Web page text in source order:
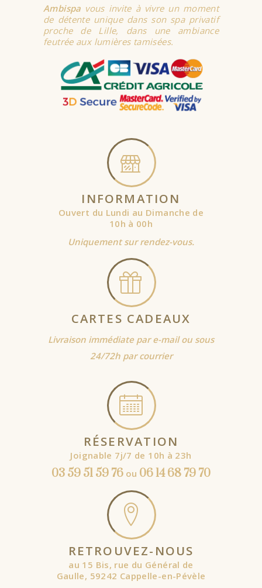
Ambispa vous invite à vivre un moment
de détente unique dans son spa privatif
proche de Lille, dans une ambiance
feutrée aux lumières tamisées.
INFORMATION
Ouvert du Lundi au Dimanche de
10h à 00h
Uniquement sur rendez-vous.
CARTES CADEAUX
Livraison immédiate par e-mail ou sous
24/72h par courrier
RÉSERVATION
Joignable 7j/7 de 10h à 23h
03 59 51 59 76 ou 06 14 68 79 70
RETROUVEZ-NOUS
au 15 Bis, rue du Général de
Gaulle, 59242 Cappelle-en-Pévèle